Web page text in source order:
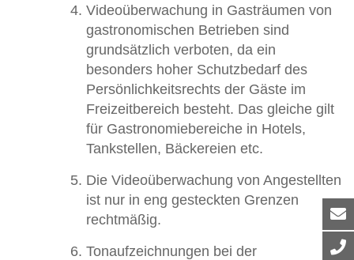
Videoüberwachung in Gasträumen von
gastronomischen Betrieben sind
grundsätzlich verboten, da ein
besonders hoher Schutzbedarf des
Persönlichkeitsrechts der Gäste im
Freizeitbereich besteht. Das gleiche gilt
für Gastronomiebereiche in Hotels,
Tankstellen, Bäckereien etc.
Die Videoüberwachung von Angestellten
ist nur in eng gesteckten Grenzen
rechtmäßig.
Tonaufzeichnungen bei der